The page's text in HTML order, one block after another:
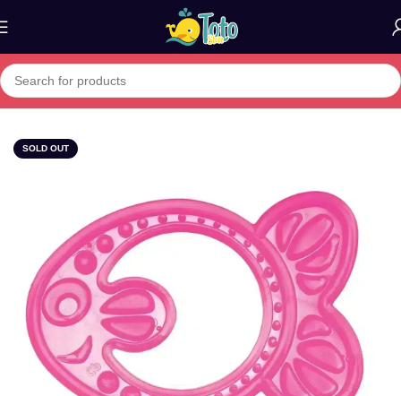
Home»Boutique»Anneau de dentition Poisson
SOLD OUT